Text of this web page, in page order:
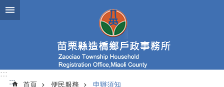
跳到主要內容區塊
:::
:::
首頁 便民服務 申辦須知